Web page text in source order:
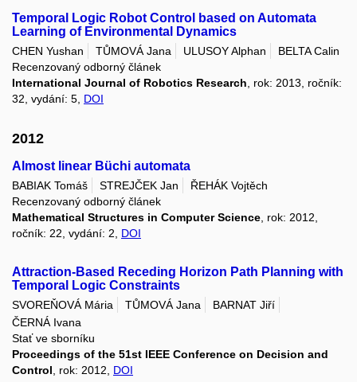
Temporal Logic Robot Control based on Automata
Learning of Environmental Dynamics
CHEN Yushan TŮMOVÁ Jana ULUSOY Alphan
BELTA Calin
Recenzovaný odborný článek
International Journal of Robotics Research, rok: 2013, ročník:
32, vydání: 5, DOI
2012
Almost linear Büchi automata
BABIAK Tomáš STREJČEK Jan
ŘEHÁK Vojtěch
Recenzovaný odborný článek
Mathematical Structures in Computer Science , rok: 2012,
ročník: 22, vydání: 2, DOI
Attraction-Based Receding Horizon Path Planning with
Temporal Logic Constraints
SVOREŇOVÁ Mária TŮMOVÁ Jana
BARNAT Jiří
ČERNÁ Ivana
Stať ve sborníku
Proceedings of the 51st IEEE Conference on Decision and
Control , rok: 2012, DOI